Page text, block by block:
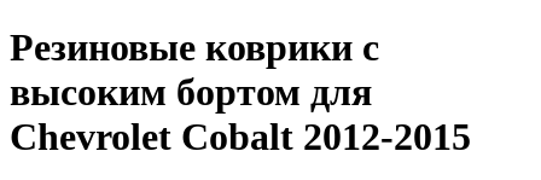
Резиновые коврики с
высоким бортом для
Chevrolet Cobalt 2012-2015